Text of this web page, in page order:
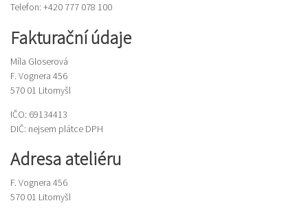
Telefon: +420 777 078 100
Fakturační údaje
Míla Gloserová
F. Vognera 456
570 01 Litomyšl
IČO: 69134413
DIČ: nejsem plátce DPH
Adresa ateliéru
F. Vognera 456
570 01 Litomyšl